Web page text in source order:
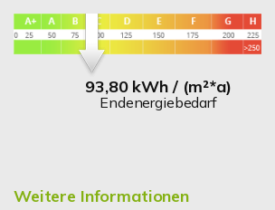
93,80 kWh / (m²*a)
Endenergiebedarf
Weitere Informationen